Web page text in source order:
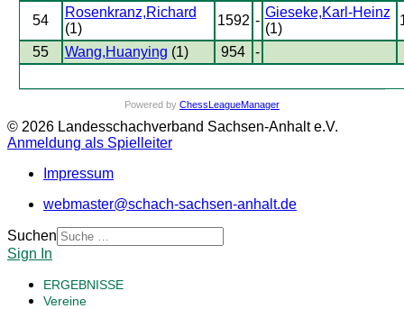
54
Rosenkranz,Richard
(1)
1592 -
Gieseke,Karl-Heinz
(1)
55 Wang,Huanying (1) 954 -
Powered by ChessLeagueManager
© 2026 Landesschachverband Sachsen-Anhalt e.V.
Anmeldung als Spielleiter
Impressum
webmaster@schach-sachsen-anhalt.de
Suchen
Sign In
ERGEBNISSE
Vereine